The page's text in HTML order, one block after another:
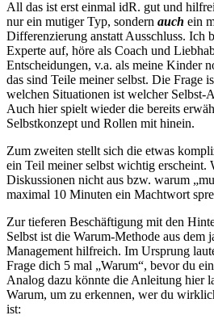
All das ist erst einmal idR. gut und
nur ein mutiger Typ, sondern auch ein
Differenzierung anstatt Ausschluss. Ich
Experte auf, höre als Coach und
Entscheidungen, v.a. als meine Kinder
das sind Teile meiner selbst. Die Frage
welchen Situationen ist welcher
Auch hier spielt wieder die bereits
Selbstkonzept und Rollen mit hinein.
Zum zweiten stellt sich die etwas
ein Teil meiner selbst wichtig erscheint.
Diskussionen nicht aus bzw. warum
maximal 10 Minuten ein Machtwort
Zur tieferen Beschäftigung mit den
Selbst ist die Warum-Methode aus dem
Management hilfreich. Im Ursprung
Frage dich 5 mal „Warum“, bevor du
Analog dazu könnte die Anleitung hier
Warum, um zu erkennen, wer du
ist: